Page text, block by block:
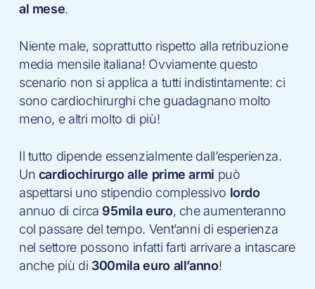
al mese.
Niente male, soprattutto rispetto alla retribuzione
media mensile italiana! Ovviamente questo
scenario non si applica a tutti indistintamente: ci
sono cardiochirurghi che guadagnano molto
meno, e altri molto di più!
Il tutto dipende essenzialmente dall’esperienza.
Un cardiochirurgo alle prime armi può
aspettarsi uno stipendio complessivo lordo
annuo di circa 95mila euro, che aumenteranno
col passare del tempo. Vent’anni di esperienza
nel settore possono infatti farti arrivare a intascare
anche più di 300mila euro all’anno!